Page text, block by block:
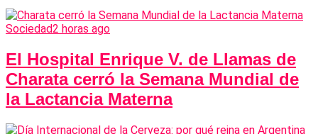
Sociedad2 horas ago
El Hospital Enrique V. de Llamas de
Charata cerró la Semana Mundial de
la Lactancia Materna